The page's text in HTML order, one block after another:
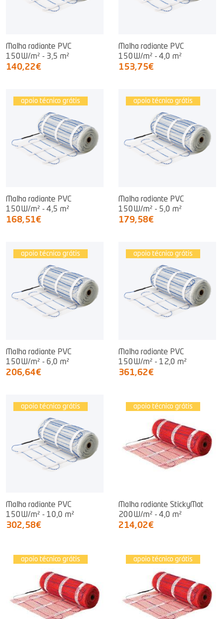
Malha radiante PVC
150W/m² - 3,5 m²
140,22€
Malha radiante PVC
150W/m² - 4,0 m²
153,75€
apoio técnico grátis
Malha radiante PVC
150W/m² - 4,5 m²
168,51€
apoio técnico grátis
Malha radiante PVC
150W/m² - 5,0 m²
179,58€
apoio técnico grátis
Malha radiante PVC
150W/m² - 6,0 m²
206,64€
apoio técnico grátis
Malha radiante PVC
150W/m² - 12,0 m²
361,62€
apoio técnico grátis
Malha radiante PVC
150W/m² - 10,0 m²
302,58€
apoio técnico grátis
Malha radiante StickyMat
200W/m² - 4,0 m²
214,02€
apoio técnico grátis apoio técnico grátis